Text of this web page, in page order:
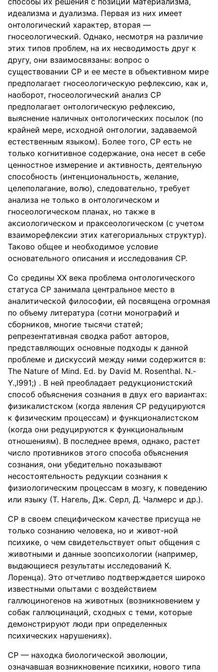
идеализма и дуализма. Первая из них имеет
онтологический характер, вторая —
гносеологический. Однако, несмотря на различие
этих типов проблем, на их несводимость друг к
другу, они взаимосвязаны: вопрос о
существовании СР и ее месте в объективном мире
предполагает гносеологическую рефлексию, как и,
наоборот, гносеологический анализ СР
предполагает онтологическую рефлексию,
выяснение наличных онтологических посылок (по
крайней мере, исходной онтологии, задаваемой
естественным языком). Более того, СР есть не
только когнитивное содержание, она несет в себе
ценностное измерение и активность, деятельную
способность (интенциональность, желание,
целеполагание, волю), следовательно, требует
анализа не только в онтологическом и
гносеологическом планах, но также в
аксиологическом и праксеологическом (с учетом
взаиморефлексии этих категориальных структур).
Таково общее и необходимое условие
основательного описания и исследования СР.
Со средины ХХ века проблема онтологического
статуса СР занимала центральное место в
аналитической философии, ей посвящена огромная
по объему литература (сотни монографий и
сборников, многие тысячи статей;
репрезентативная сводка работ авторов,
представляющих основные подходы к данной
проблеме и дискуссий между ними содержится в:
The Nature of Mind. Ed. by David M. Rosenthal. N.-
Y.,l991;) . В ней преобладает редукционистский
способ объяснения сознания в двух его вариантах:
физикалистском (когда явления СР редуцируются
к физическим процессам) и функционалистском
(когда они редуцируются к функциональным
отношениям). В последнее время, однако, растет
число противников этого способа объяснения
сознания, они убедительно показывают
несостоятельность редукции сознания к
физиологическим процессам в мозгу, к поведению
или языку (Т. Нагель, Дж. Серл, Д. Чалмерс и др.).
СР в своем специфическом качестве присуща не
только сознанию человека, но и живот-ной
психике, о чем свидетельствует опыт общения с
животными и данные зоопсихологии (например,
выдающиеся результаты исследований К.
Лоренца). Это отчетливо подтверждается широко
известными опытами с воздействием
галлюциногенов на животных (возникновением у
собак галлюцинаций, сходных с теми, которые
демонстрируют люди при определенных
психических нарушениях).
СР — находка биологической эволюции,
означавшая возникновение психики, нового типа